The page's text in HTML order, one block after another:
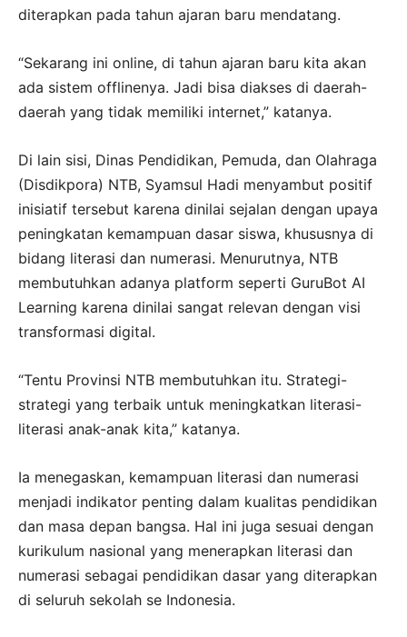
diterapkan pada tahun ajaran baru mendatang.
“Sekarang ini online, di tahun ajaran baru kita akan
ada sistem offlinenya. Jadi bisa diakses di daerah-
daerah yang tidak memiliki internet,” katanya.
Di lain sisi, Dinas Pendidikan, Pemuda, dan Olahraga
(Disdikpora) NTB, Syamsul Hadi menyambut positif
inisiatif tersebut karena dinilai sejalan dengan upaya
peningkatan kemampuan dasar siswa, khususnya di
bidang literasi dan numerasi. Menurutnya, NTB
membutuhkan adanya platform seperti GuruBot AI
Learning karena dinilai sangat relevan dengan visi
transformasi digital.
“Tentu Provinsi NTB membutuhkan itu. Strategi-
strategi yang terbaik untuk meningkatkan literasi-
literasi anak-anak kita,” katanya.
Ia menegaskan, kemampuan literasi dan numerasi
menjadi indikator penting dalam kualitas pendidikan
dan masa depan bangsa. Hal ini juga sesuai dengan
kurikulum nasional yang menerapkan literasi dan
numerasi sebagai pendidikan dasar yang diterapkan
di seluruh sekolah se Indonesia.